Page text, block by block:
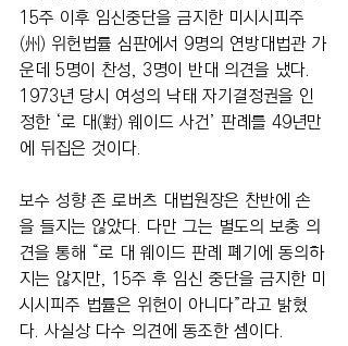
15주 이후 임신중단을 금지한 미시시피주
(州) 위헌법률 심판에서 9명의 연방대법관 가
운데 5명이 찬성, 3명이 반대 의견을 냈다.
1973년 당시 여성의 낙태 자기결정권을 인
정한 ‘로 대(對) 웨이드 사건’ 판례를 49년만
에 뒤집은 것이다.
보수 성향 존 로버츠 대법원장은 찬반에 손
을 들지는 않았다. 다만 그는 별도의 보충 의
견을 통해 “로 대 웨이드 판례 폐기에 동의하
지는 않지만, 15주 후 임신 중단을 금지한 미
시시피주 법률은 위헌이 아니다”라고 밝혔
다. 사실상 다수 의견에 동조한 셈이다.